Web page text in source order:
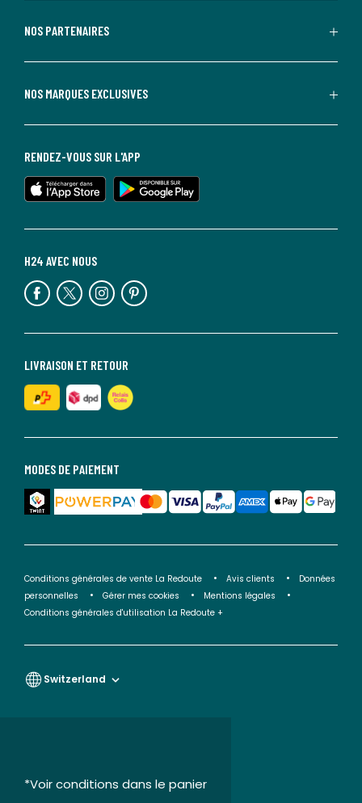
NOS PARTENAIRES
NOS MARQUES EXCLUSIVES
MODES DE PAIEMENT
LIVRAISON ET RETOUR
H24 AVEC NOUS
RENDEZ-VOUS SUR L'APP
Conditions générales de vente La Redoute Avis clients
Données
personnelles
Gérer mes cookies
Mentions légales
Conditions générales d'utilisation La Redoute +
Switzerland
*Voir conditions dans le panier